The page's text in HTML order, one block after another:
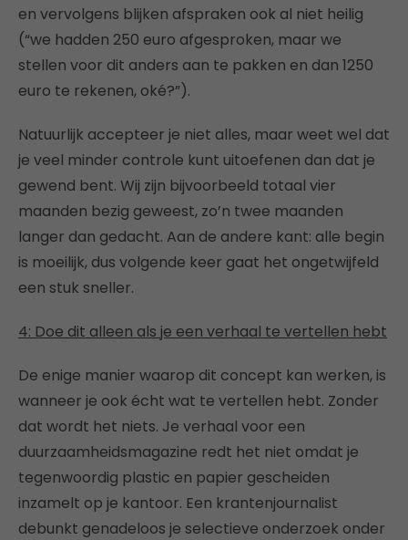
en vervolgens blijken afspraken ook al niet heilig
(“we hadden 250 euro afgesproken, maar we
stellen voor dit anders aan te pakken en dan 1250
euro te rekenen, oké?”).
Natuurlijk accepteer je niet alles, maar weet wel dat
je veel minder controle kunt uitoefenen dan dat je
gewend bent. Wij zijn bijvoorbeeld totaal vier
maanden bezig geweest, zo’n twee maanden
langer dan gedacht. Aan de andere kant: alle begin
is moeilijk, dus volgende keer gaat het ongetwijfeld
een stuk sneller.
4: Doe dit alleen als je een verhaal te vertellen hebt
De enige manier waarop dit concept kan werken, is
wanneer je ook écht wat te vertellen hebt. Zonder
dat wordt het niets. Je verhaal voor een
duurzaamheidsmagazine redt het niet omdat je
tegenwoordig plastic en papier gescheiden
inzamelt op je kantoor. Een krantenjournalist
debunkt genadeloos je selectieve onderzoek onder